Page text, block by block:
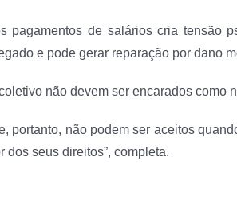
pagamentos de salários cria tensão
e pode gerar reparação por dano
não devem ser encarados como
portanto, não podem ser aceitos
seus direitos”, completa.